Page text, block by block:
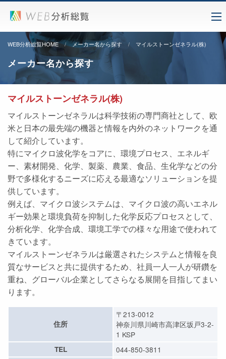
WEB分析総覧HOME メーカー名から探す マイルストーンゼネラル(株)
メーカー名から探す
マイルストーンゼネラル(株)
マイルストーンゼネラルは科学技術の専門商社として、欧
米と日本の最先端の機器と情報を内外のネットワークを通
して紹介しています。
特にマイクロ波化学をコアに、環境プロセス、エネルギ
ー、素材開発、化学、製薬、農業、食品、生化学などの分
野で多様化するニーズに応える最適なソリューションを提
供しています。
例えば、マイクロ波システムは、マイクロ波の高いエネル
ギー効果と環境負荷を抑制した化学反応プロセスとして、
分析化学、化学合成、環境工学での様々な用途で使われて
きています。
マイルストーンゼネラルは厳選されたシステムと情報を良
質なサービスと共に提供するため、社員一人一人が研鑽を
重ね、グローバル企業としてさらなる展開を目指してまい
ります。
住所
〒213-0012
神奈川県川崎市高津区坂戸3-2-
1 KSP
TEL 044-850-3811